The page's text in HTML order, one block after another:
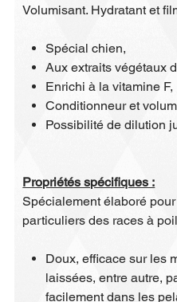
Volumisant. Hydratant et
Spécial chien,
Aux extraits végétaux
Enrichi à la vitamine F,
Conditionneur et
Possibilité de dilution
Propriétés spécifiques :
Spécialement élaboré
particuliers des races à
Doux, efficace sur les
laissées, entre autre,
facilement dans les